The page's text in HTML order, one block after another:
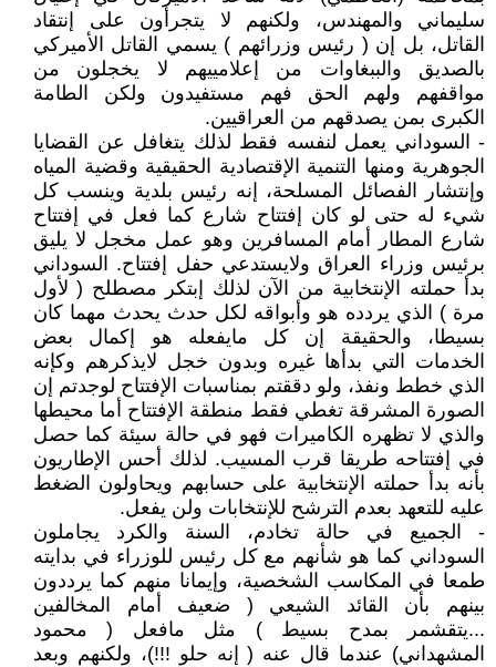
سليماني والمهندس، ولكنهم لا يتجرأون على إنتقاد
القاتل، بل إن ( رئيس وزرائهم ) يسمي القاتل الأميركي
بالصديق والببغاوات من إعلامييهم لا يخجلون من
مواقفهم ولهم الحق فهم مستفيدون ولكن الطامة
الكبرى بمن يصدقهم من العراقيين.
- السوداني يعمل لنفسه فقط لذلك يتغافل عن القضايا
الجوهرية ومنها التنمية الإقتصادية الحقيقية وقضية المياه
وإنتشار الفصائل المسلحة، إنه رئيس بلدية وينسب كل
شيء له حتى لو كان إفتتاح شارع كما فعل في إفتتاح
شارع المطار أمام المسافرين وهو عمل مخجل لا يليق
برئيس وزراء العراق ولايستدعي حفل إفتتاح. السوداني
بدأ حملته الإنتخابية من الآن لذلك إبتكر مصطلح ( لأول
مرة ) الذي يردده هو وأبواقه لكل حدث يحدث مهما كان
بسيطا، والحقيقة إن كل مايفعله هو إكمال بعض
الخدمات التي بدأها غيره وبدون خجل لايذكرهم وكإنه
الذي خطط ونفذ، ولو دققتم بمناسبات الإفتتاح لوجدتم إن
الصورة المشرقة تغطي فقط منطقة الإفتتاح أما محيطها
والذي لا تظهره الكاميرات فهو في حالة سيئة كما حصل
في إفتتاحه طريقا قرب المسيب. لذلك أحس الإطاريون
بأنه بدأ حملته الإنتخابية على حسابهم ويحاولون الضغط
عليه للتعهد بعدم الترشح للإنتخابات ولن يفعل.
- الجميع في حالة تخادم، السنة والكرد يجاملون
السوداني كما هو شأنهم مع كل رئيس للوزراء في بدايته
طمعا في المكاسب الشخصية، وإيمانا منهم كما يرددون
بينهم بأن القائد الشيعي ( ضعيف أمام المخالفين
...يتقشمر بمدح بسيط ) مثل مافعل ( محمود
المشهداني) عندما قال عنه ( إنه حلو !!!)، ولكنهم وبعد